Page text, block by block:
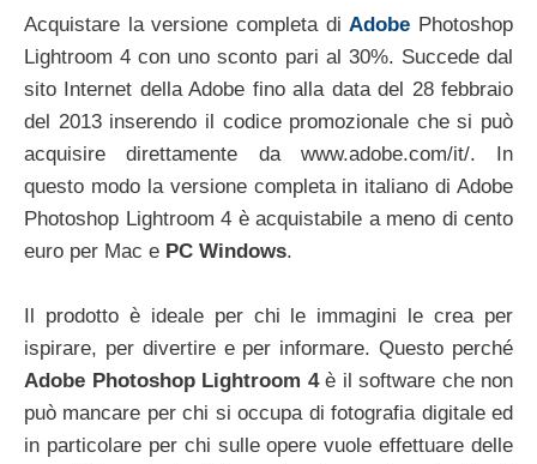
Acquistare la versione completa diAdobe Photoshop
Lightroom 4 con uno sconto pari al 30%. Succede dal
sito Internet della Adobe fino alla data del 28 febbraio
del 2013 inserendo il codice promozionale che si può
acquisire direttamente da www.adobe.com/it/. In
questo modo la versione completa in italiano di Adobe
Photoshop Lightroom 4 è acquistabile a meno di cento
euro per Mac e PC Windows.
Il prodotto è ideale per chi le immagini le crea per
ispirare, per divertire e per informare. Questo perché
Adobe Photoshop Lightroom 4è il software che non
può mancare per chi si occupa di fotografia digitale ed
in particolare per chi sulle opere vuole effettuare delle